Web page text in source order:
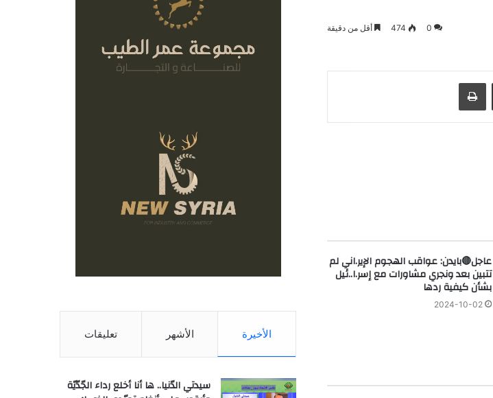
0
474 أقل من دقيقة
عاجل🔴بايدن: عواقب الهجوم الإير.اني لم
تتبين بعد ونجري مشاورات مع إسر.ا..ئيل
بشأن كيفية ردها
2024-10-02
الأخيرة الأشهر تعليقات
سيدتي الدّنيا.. ها أنا أخلع رداء الجّدّيّة